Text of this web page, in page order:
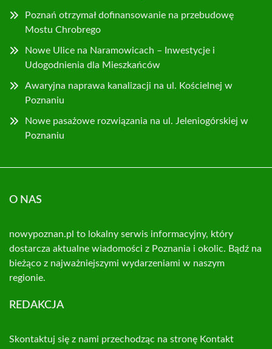
Poznań otrzymał dofinansowanie na przebudowę
Mostu Chrobrego
Nowe Ulice na Naramowicach – Inwestycje i
Udogodnienia dla Mieszkańców
Awaryjna naprawa kanalizacji na ul. Kościelnej w
Poznaniu
Nowe pasażowe rozwiązania na ul. Jeleniogórskiej w
Poznaniu
O NAS
nowypoznan.pl to lokalny serwis informacyjny, który
dostarcza aktualne wiadomości z Poznania i okolic. Bądź na
bieżąco z najważniejszymi wydarzeniami w naszym
regionie.
REDAKCJA
Skontaktuj się z nami przechodząc na stronę Kontakt